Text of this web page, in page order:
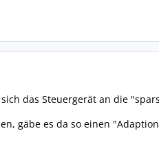
das Steuergerät an die
gäbe es da so einen